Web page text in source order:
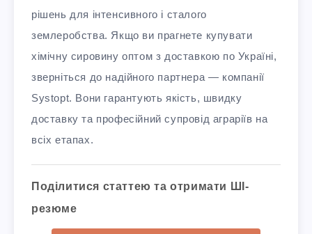
рішень для інтенсивного і сталого
землеробства. Якщо ви прагнете купувати
хімічну сировину оптом з доставкою по Україні,
зверніться до надійного партнера — компанії
Systopt. Вони гарантують якість, швидку
доставку та професійний супровід аграріїв на
всіх етапах.
Поділитися статтею та отримати ШІ-
резюме